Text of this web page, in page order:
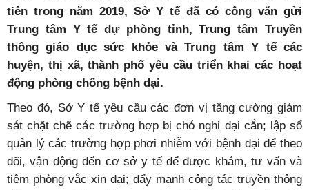
tiên trong năm 2019, Sở Y tế đã có công văn gửi
Trung tâm Y tế dự phòng tỉnh, Trung tâm Truyền
thông giáo dục sức khỏe và Trung tâm Y tế các
huyện, thị xã, thành phố yêu cầu triển khai các hoạt
động phòng chống bệnh dại.
Theo đó, Sở Y tế yêu cầu các đơn vị tăng cường giám
sát chặt chẽ các trường hợp bị chó nghi dại cắn; lập sổ
quản lý các trường hợp phơi nhiễm với bệnh dại để theo
dõi, vận động đến cơ sở y tế để được khám, tư vấn và
tiêm phòng vắc xin dại; đẩy mạnh công tác truyền thông